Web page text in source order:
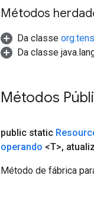
Métodos
Da classe
Da classe
Métodos
public static
operando <T>,
Método de fábrica